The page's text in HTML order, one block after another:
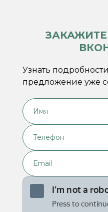
Узнать
предложение уже